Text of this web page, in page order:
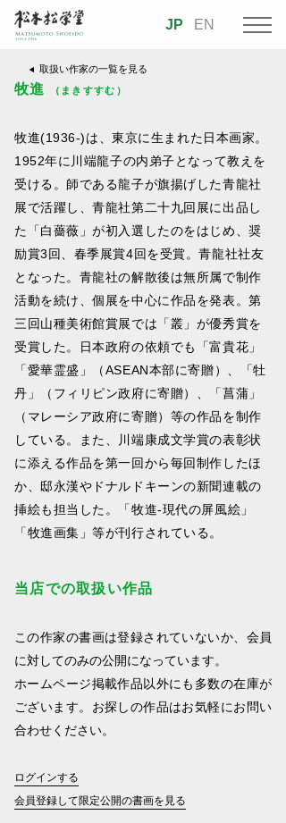
JP EN
取扱い作家の一覧を見る
牧進 （まきすすむ）
牧進(1936-)は、東京に生まれた日本画家。
1952年に川端龍子の内弟子となって教えを
受ける。師である龍子が旗揚げした青龍社
展で活躍し、青龍社第二十九回展に出品し
た「白薔薇」が初入選したのをはじめ、奨
励賞3回、春季展賞4回を受賞。青龍社社友
となった。青龍社の解散後は無所属で制作
活動を続け、個展を中心に作品を発表。第
三回山種美術館賞展では「叢」が優秀賞を
受賞した。日本政府の依頼でも「富貴花」
「愛華霊盛」（ASEAN本部に寄贈）、「牡
丹」（フィリピン政府に寄贈）、「菖蒲」
（マレーシア政府に寄贈）等の作品を制作
している。また、川端康成文学賞の表彰状
に添える作品を第一回から毎回制作したほ
か、邸永漢やドナルドキーンの新聞連載の
挿絵も担当した。「牧進-現代の屏風絵」
「牧進画集」等が刊行されている。
当店での取扱い作品
この作家の書画は登録されていないか、会員
に対してのみの公開になっています。
ホームページ掲載作品以外にも多数の在庫が
ございます。お探しの作品はお気軽にお問い
合わせください。
ログインする
会員登録して限定公開の書画を見る